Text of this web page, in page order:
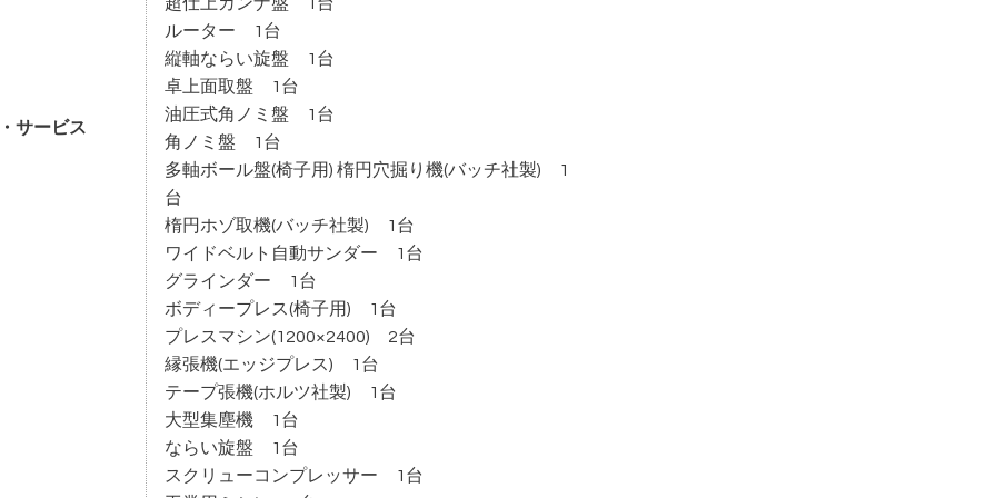
サービス
ルーター 1台
縦軸ならい旋盤 1台
卓上面取盤 1台
油圧式角ノミ盤 1台
角ノミ盤 1台
多軸ボール盤(椅子用) 楕円穴掘り機(バッチ社製) 1
台
楕円ホゾ取機(バッチ社製) 1台
ワイドベルト自動サンダー 1台
グラインダー 1台
ボディープレス(椅子用) 1台
プレスマシン(1200×2400) 2台
縁張機(エッジプレス) 1台
テープ張機(ホルツ社製) 1台
大型集塵機 1台
ならい旋盤 1台
スクリューコンプレッサー 1台